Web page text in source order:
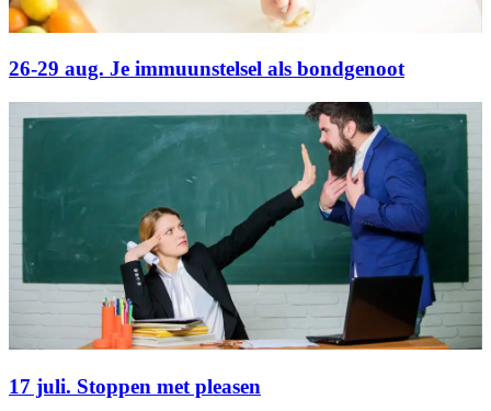
26-29 aug. Je immuunstelsel als bondgenoot
17 juli. Stoppen met pleasen